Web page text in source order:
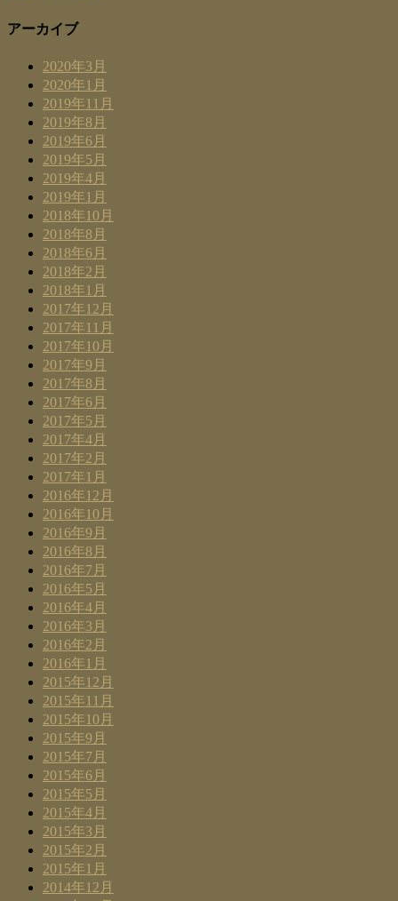
アーカイブ
2020年3月
2020年1月
2019年11月
2019年8月
2019年6月
2019年5月
2019年4月
2019年1月
2018年10月
2018年8月
2018年6月
2018年2月
2018年1月
2017年12月
2017年11月
2017年10月
2017年9月
2017年8月
2017年6月
2017年5月
2017年4月
2017年2月
2017年1月
2016年12月
2016年10月
2016年9月
2016年8月
2016年7月
2016年5月
2016年4月
2016年3月
2016年2月
2016年1月
2015年12月
2015年11月
2015年10月
2015年9月
2015年7月
2015年6月
2015年5月
2015年4月
2015年3月
2015年2月
2015年1月
2014年12月